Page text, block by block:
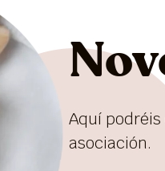
Aquí
asociación.